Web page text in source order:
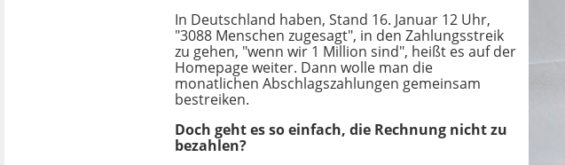
In Deutschland haben, Stand 16. Januar 12 Uhr,
"3088 Menschen zugesagt", in den Zahlungsstreik
zu gehen, "wenn wir 1 Million sind", heißt es auf der
Homepage weiter. Dann wolle man die
monatlichen Abschlagszahlungen gemeinsam
bestreiken.
Doch geht es so einfach, die Rechnung nicht zu
bezahlen?